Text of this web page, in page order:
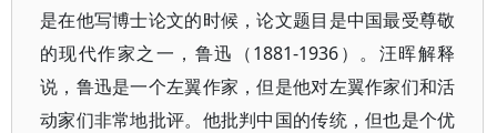
是在他写博士论文的时候，论文题目是中国最受尊敬
的现代作家之一，鲁迅（1881-1936）。汪晖解释
说，鲁迅是一个左翼作家，但是他对左翼作家们和活
动家们非常地批评。他批判中国的传统，但也是个优